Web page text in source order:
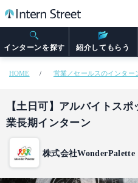
インターンを探す 紹介してもらう
HOME 営業／セールスのインター
【土日可】アルバイトス
業長期インターン
株式会社WonderPalette